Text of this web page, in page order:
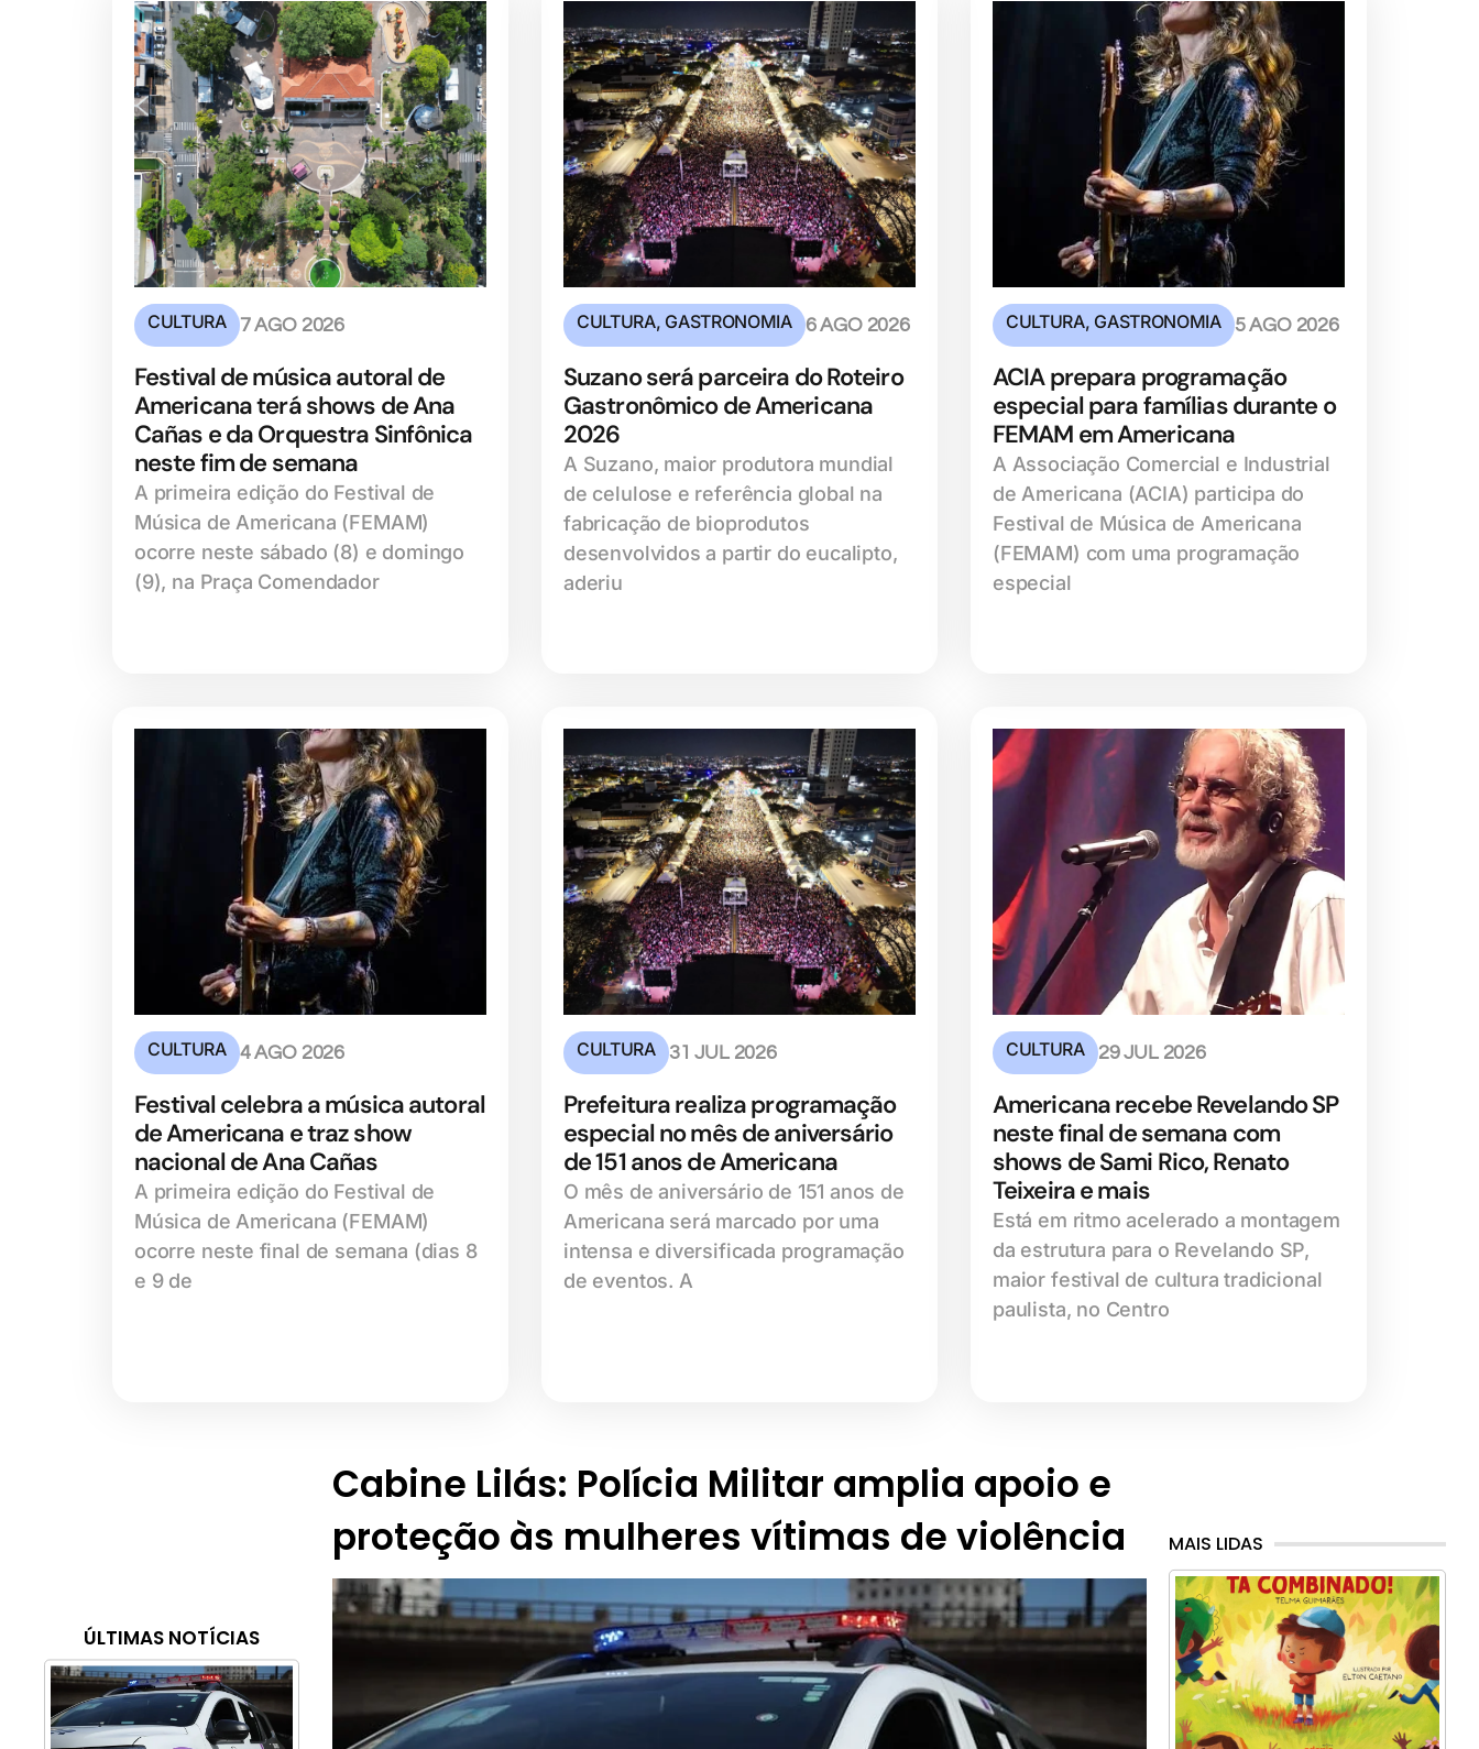
CULTURA 7 AGO 2026
Festival de música autoral de
Americana terá shows de Ana
Cañas e da Orquestra Sinfônica
neste fim de semana
A primeira edição do Festival de
Música de Americana (FEMAM)
ocorre neste sábado (8) e domingo
(9), na Praça Comendador
CULTURA, GASTRONOMIA 6 AGO 2026
Suzano será parceira do Roteiro
Gastronômico de Americana
2026
A Suzano, maior produtora mundial
de celulose e referência global na
fabricação de bioprodutos
desenvolvidos a partir do eucalipto,
aderiu
CULTURA, GASTRONOMIA 5 AGO 2026
ACIA prepara programação
especial para famílias durante o
FEMAM em Americana
A Associação Comercial e Industrial
de Americana (ACIA) participa do
Festival de Música de Americana
(FEMAM) com uma programação
especial
CULTURA 4 AGO 2026
Festival celebra a música autoral
de Americana e traz show
nacional de Ana Cañas
A primeira edição do Festival de
Música de Americana (FEMAM)
ocorre neste final de semana (dias 8
e 9 de
CULTURA 31 JUL 2026
Prefeitura realiza programação
especial no mês de aniversário
de 151 anos de Americana
O mês de aniversário de 151 anos de
Americana será marcado por uma
intensa e diversificada programação
de eventos. A
CULTURA 29 JUL 2026
Americana recebe Revelando SP
neste final de semana com
shows de Sami Rico, Renato
Teixeira e mais
Está em ritmo acelerado a montagem
da estrutura para o Revelando SP,
maior festival de cultura tradicional
paulista, no Centro
ÚLTIMAS NOTÍCIAS
Cabine Lilás: Polícia Militar amplia apoio e
proteção às mulheres vítimas de violência
MAIS LIDAS